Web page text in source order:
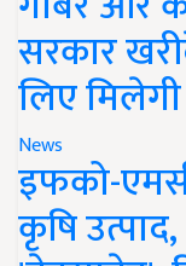
सरकार
लिए
News
इफको-
कृषि